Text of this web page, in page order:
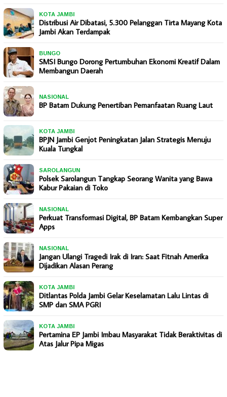
KOTA JAMBI
Distribusi Air Dibatasi, 5.300 Pelanggan Tirta Mayang Kota
Jambi Akan Terdampak
BUNGO
SMSI Bungo Dorong Pertumbuhan Ekonomi Kreatif Dalam
Membangun Daerah
NASIONAL
BP Batam Dukung Penertiban Pemanfaatan Ruang Laut
KOTA JAMBI
BPJN Jambi Genjot Peningkatan Jalan Strategis Menuju
Kuala Tungkal
SAROLANGUN
Polsek Sarolangun Tangkap Seorang Wanita yang Bawa
Kabur Pakaian di Toko
NASIONAL
Perkuat Transformasi Digital, BP Batam Kembangkan Super
Apps
NASIONAL
Jangan Ulangi Tragedi Irak di Iran: Saat Fitnah Amerika
Dijadikan Alasan Perang
KOTA JAMBI
Ditlantas Polda Jambi Gelar Keselamatan Lalu Lintas di
SMP dan SMA PGRI
KOTA JAMBI
Pertamina EP Jambi Imbau Masyarakat Tidak Beraktivitas di
Atas Jalur Pipa Migas